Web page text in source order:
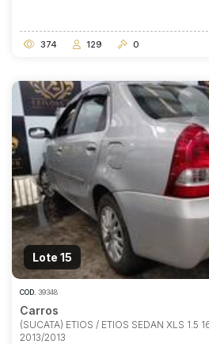
374 129 0
Lote 15
COD. 39348
Carros
(SUCATA) ETIOS / ETIOS SEDAN XLS 1.5
2013/2013